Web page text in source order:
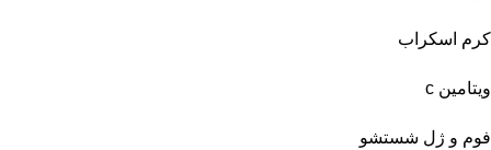
کرم اسکراب
ویتامین c
فوم و ژل شستشو